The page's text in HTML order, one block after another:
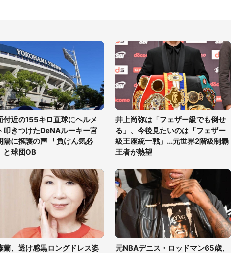
付近の155キロ直球にヘルメ
叩きつけたDeNAルーキー宮
陽に擁護の声 「負けん気必
と球団OB
井上尚弥は「フェザー級でも倒せ
る」、今後見たいのは「フェザー
級王座統一戦」...元世界2階級制覇
王者が熱望
蘭、透け感黒ロングドレス姿
元NBAデニス・ロッドマン65歳、